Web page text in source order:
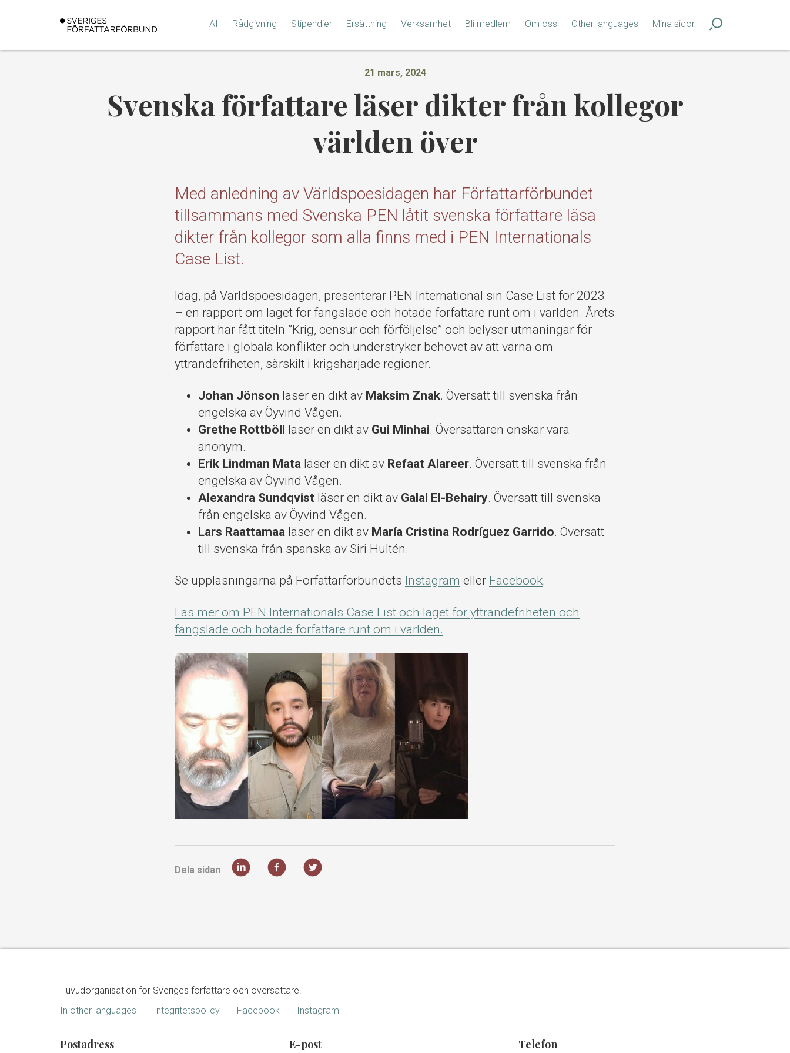
AI Rådgivning Stipendier Ersättning Verksamhet Bli medlem Om oss Other languages Mina sidor
21 mars, 2024
Svenska författare läser dikter från kollegor
världen över
Med anledning av Världspoesidagen har Författarförbundet
tillsammans med Svenska PEN låtit svenska författare läsa
dikter från kollegor som alla finns med i PEN Internationals
Case List.
Idag, på Världspoesidagen, presenterar PEN International sin Case List för 2023
– en rapport om läget för fängslade och hotade författare runt om i världen. Årets
rapport har fått titeln ”Krig, censur och förföljelse” och belyser utmaningar för
författare i globala konflikter och understryker behovet av att värna om
yttrandefriheten, särskilt i krigshärjade regioner.
Johan Jönson läser en dikt av Maksim Znak. Översatt till svenska från
engelska av Öyvind Vågen.
Grethe Rottböll läser en dikt av Gui Minhai. Översättaren önskar vara
anonym.
Erik Lindman Mata läser en dikt av Refaat Alareer. Översatt till svenska från
engelska av Öyvind Vågen.
Alexandra Sundqvist läser en dikt av Galal El-Behairy. Översatt till svenska
från engelska av Öyvind Vågen.
Lars Raattamaa läser en dikt av María Cristina Rodríguez Garrido. Översatt
till svenska från spanska av Siri Hultén.
Se uppläsningarna på Författarförbundets Instagram eller Facebook.
Läs mer om PEN Internationals Case List och läget för yttrandefriheten och
fängslade och hotade författare runt om i världen.
Dela sidan
Huvudorganisation för Sveriges författare och översättare.
In other languages
Integritetspolicy Facebook Instagram
Postadress E-post Telefon